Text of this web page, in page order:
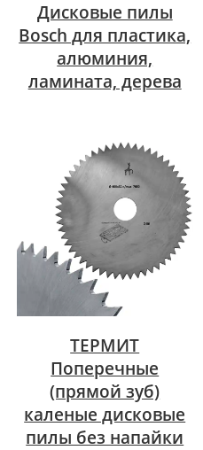
Дисковые пилы
Bosch для пластика,
алюминия,
ламината, дерева
ТЕРМИТ
Поперечные
(прямой зуб)
каленые дисковые
пилы без напайки